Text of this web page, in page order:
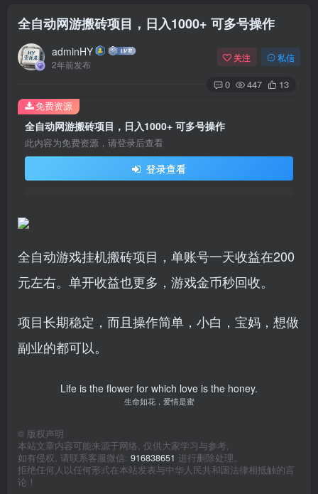
全自动网游搬砖项目，日入1000+ 可多号操作
adminHY
2年前发布
关注 私信
0 447 13
全自动网游搬砖项目，日入1000+ 可多号操作
此内容为免费资源，请登录后查看
登录查看
免费资源
全自动游戏挂机搬砖项目，单账号一天收益在200
元左右。单开收益也更多，游戏金币秒回收。
项目长期稳定，而且操作简单，小白，宝妈，想做
副业的都可以。
Life is the flower for which love is the honey.
生命如花，爱情是蜜
© 版权声明
本站文章内容可能来源于网络, 仅供大家学习与参考,
如有侵权, 请联系客服微信: 916838651 进行删除处理。
拒绝任何人以任何形式在本站发表与中华人民共和国法律相抵触的言
论！